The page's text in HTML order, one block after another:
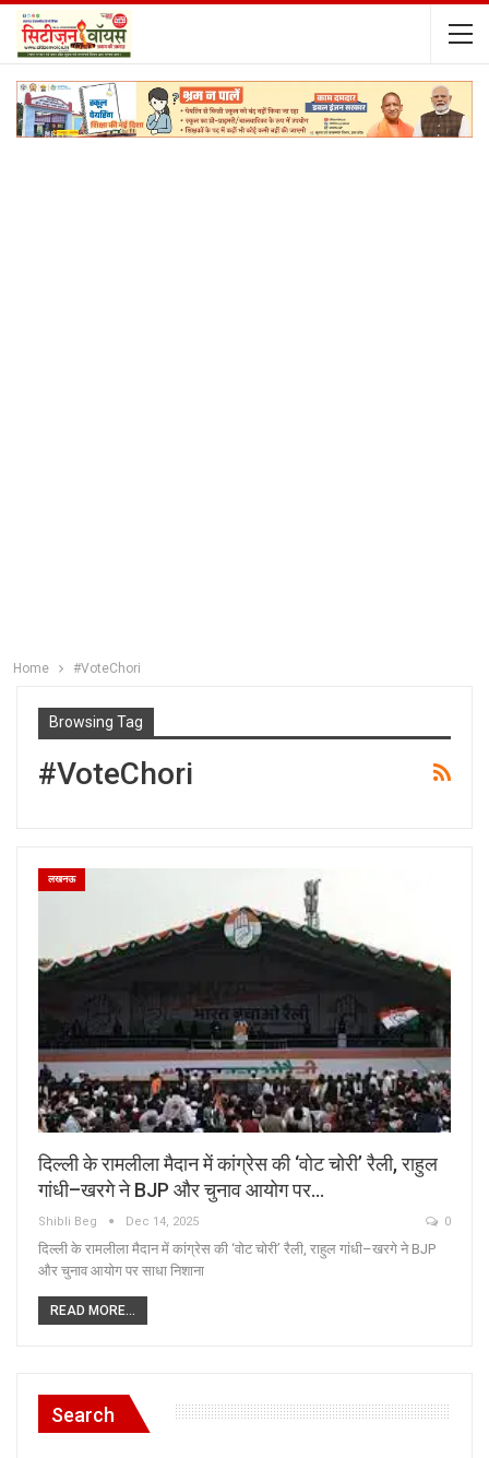
Home #VoteChori
Browsing Tag
#VoteChori
लखनऊ
दिल्ली के रामलीला मैदान में कांग्रेस की ‘वोट चोरी’ रैली, राहुल
गांधी–खरगे ने BJP और चुनाव आयोग पर…
Shibli Beg Dec 14, 2025 0
दिल्ली के रामलीला मैदान में कांग्रेस की ‘वोट चोरी’ रैली, राहुल गांधी–खरगे ने BJP
और चुनाव आयोग पर साधा निशाना
READ MORE...
Search